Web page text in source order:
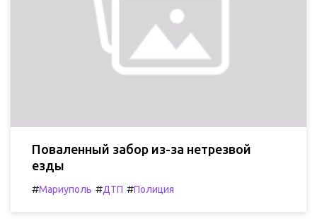
Поваленный забор из-за нетрезвой
езды
#Мариуполь #ДТП #Полиция